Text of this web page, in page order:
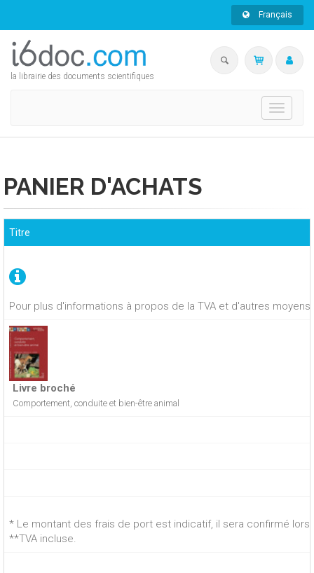
Français
la librairie des documents scientifiques
Toggle
PANIER D'ACHATS
Pour plus d'informations à propos de la TVA et d'autres
Titre
Livre broché
Comportement, conduite et bien-être animal
* Le montant des frais de port est indicatif, il sera confirmé
**TVA incluse.